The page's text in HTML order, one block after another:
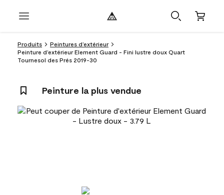
Produits
Peintures d’extérieur
Peinture d’extérieur Element Guard - Fini lustre doux Quart
Tournesol des Prés 2019-30
Peinture la plus vendue